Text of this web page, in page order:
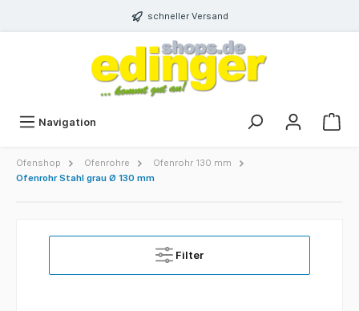
schneller Versand
Navigation
Ofenshop Ofenrohre
Ofenrohr 130 mm
Ofenrohr Stahl grau Ø 130 mm
Filter